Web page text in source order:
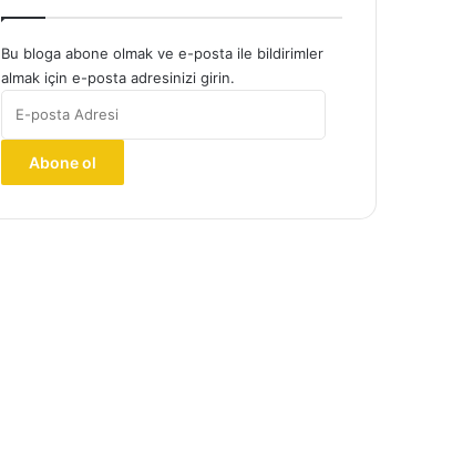
Bu bloga abone olmak ve e-posta ile bildirimler
almak için e-posta adresinizi girin.
posta
Abone ol